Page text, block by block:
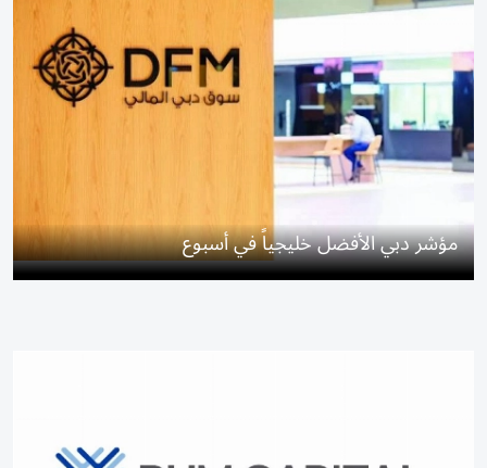
مؤشر دبي الأفضل خليجياً في أسبوع